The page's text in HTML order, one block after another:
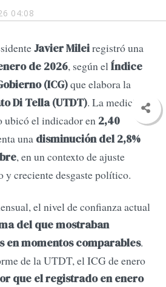
04:08
Javier Mileiregistró una
de 2026, según elÍndice
(ICG)que elabora la
Di Tella (UTDT). La medición
ubicó el indicador en 2,40
una disminución del 2,8%
, en un contexto de ajuste
y creciente desgaste político.
el nivel de confianza actual
del que mostraban
en momentos comparables.
de la UTDT, el ICG de enero
que el registrado en enero